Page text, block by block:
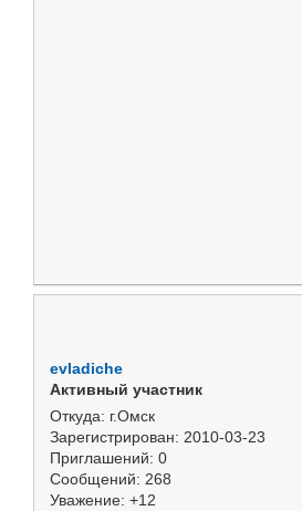
evladiche
Активный участник
Откуда: г.Омск
Зарегистрирован: 2010-03-23
Приглашений: 0
Сообщений: 268
Уважение: +12